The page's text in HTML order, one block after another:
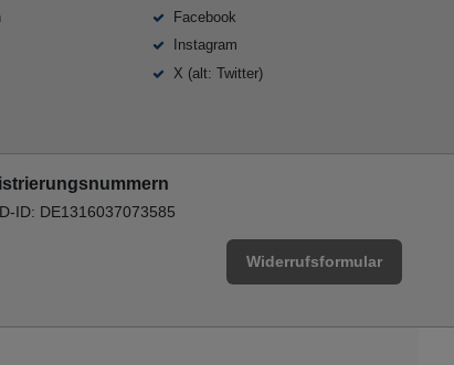
Facebook
Instagram
X (alt: Twitter)
ID: DE1316037073585
Widerrufsformular